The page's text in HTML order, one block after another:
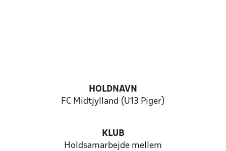
HOLDNAVN
FC Midtjylland (U13 Piger)
KLUB
Holdsamarbejde mellem